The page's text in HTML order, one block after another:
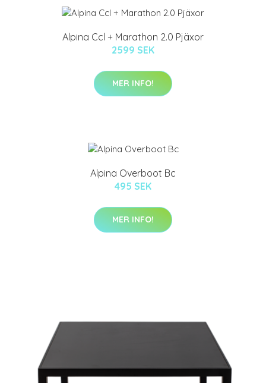
Alpina Ccl + Marathon 2.0 Pjäxor
2599 SEK
MER INFO!
Alpina Overboot Bc
495 SEK
MER INFO!